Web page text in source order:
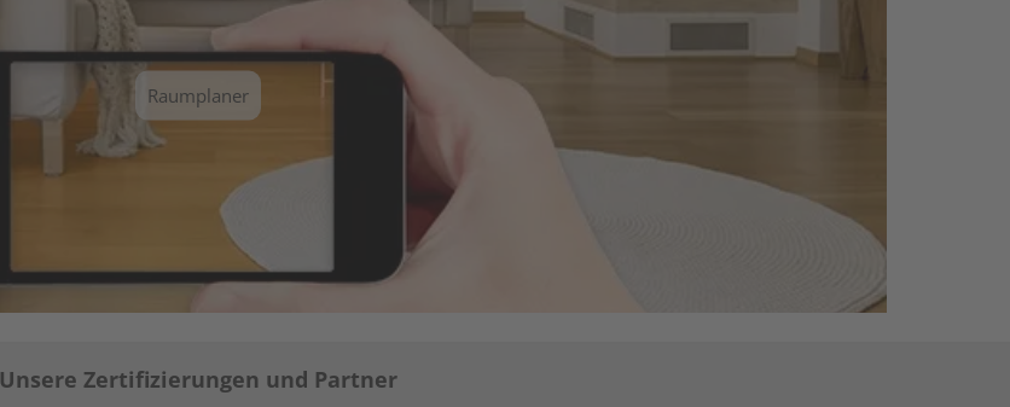
Raumplaner
Unsere Zertifizierungen und Partner